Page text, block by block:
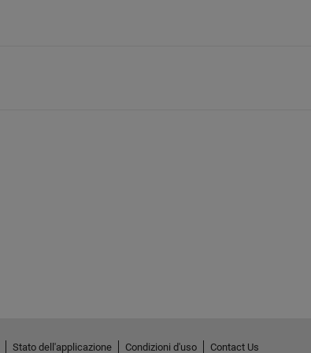
Stato dell'applicazione Condizioni d'uso Contact Us